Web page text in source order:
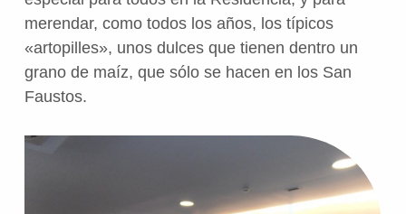
merendar, como todos los años, los típicos
«artopilles», unos dulces que tienen dentro un
grano de maíz, que sólo se hacen en los San
Faustos.